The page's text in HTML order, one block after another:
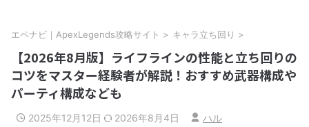
エペナビ｜ApexLegends攻略サイト > キャラ立ち回り >
【2026年8月版】ライフラインの性能と立ち回りの
コツをマスター経験者が解説！おすすめ武器構成や
パーティ構成なども
2025年12月12日 2026年8月4日 ハル